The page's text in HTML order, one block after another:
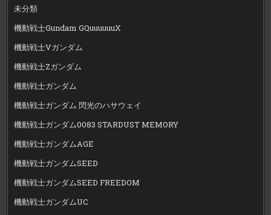
未分類
機動戦士Gundam GQuuuuuuX
機動戦士Vガンダム
機動戦士Zガンダム
機動戦士ガンダム
機動戦士ガンダム 閃光のハサウェイ
機動戦士ガンダム0083 STARDUST MEMORY
機動戦士ガンダムAGE
機動戦士ガンダムSEED
機動戦士ガンダムSEED FREEDOM
機動戦士ガンダムUC